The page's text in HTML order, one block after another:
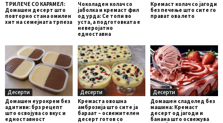
ТРИЛЕЧЕ СО КАРАМЕЛ:
Домашен десерт што
повторно стана омилен
хит на семејната трпеза
Чоколаден колач со
јаболка и кремаст фил
од урда: Се топи во
уста, а подготовката е
неверојатно
едноставна
Кремаст колач со јагоди
без печење што сите го
прават ова лето
Десерти
Домашен еурокрем без
адитиви: брз рецепт
што освојува со вкус и
едноставност
Десерти
Кремаста овошна
амброзија што сите ја
бараат – освежителен
десерт готов со
Десерти
Домашен сладолед без
машина: Кремаст
десерт од јагоди и
банана што освежува